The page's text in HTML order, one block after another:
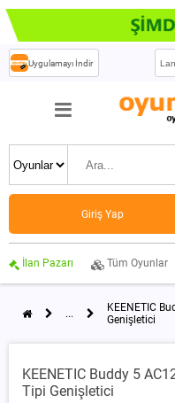
Uygulamayı İndir
Giriş Yap
İlan Pazarı Tüm Oyunlar
...
KEENETIC
Genişletici
KEENETIC Buddy 5
Tipi Genişletici